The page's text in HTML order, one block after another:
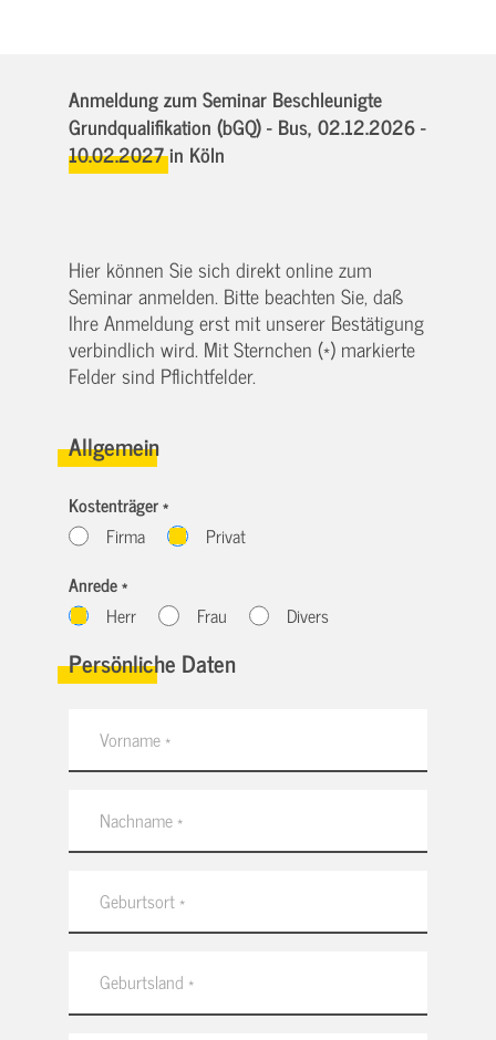
Anmeldung zum Seminar Beschleunigte
Grundqualifikation (bGQ) - Bus, 02.12.2026 -
10.02.2027in Köln
Hier können Sie sich direkt online zum
Seminar anmelden. Bitte beachten Sie, daß
Ihre Anmeldung erst mit unserer Bestätigung
verbindlich wird. Mit Sternchen (*) markierte
Felder sind Pflichtfelder.
Allgemein
Kostenträger *
Firma
Privat
Anrede *
Herr
Frau Divers
Persönliche Daten